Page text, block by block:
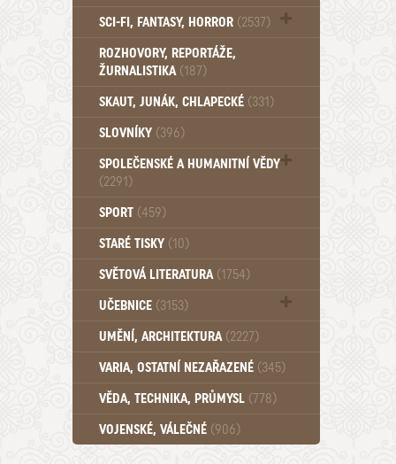
SCI-FI, FANTASY, HORROR (2537)
UFO (14)
ROZHOVORY, REPORTÁŽE,
ŽURNALISTIKA (187)
SKAUT, JUNÁK, CHLAPECKÉ (331)
SLOVNÍKY (396)
SPOLEČENSKÉ A HUMANITNÍ VĚDY
(2291)
Pedagogika (191)
Psychologie a osobní rozvoj (760)
SPORT (459)
STARÉ TISKY (10)
SVĚTOVÁ LITERATURA (1754)
UČEBNICE (3153)
Učebnice - Jazykové (1297)
Učebnice - VŠ (259)
Učebnice - ZŠ (556)
Učebnice - Ostatní (499)
UMĚNÍ, ARCHITEKTURA (2227)
VARIA, OSTATNÍ NEZAŘAZENÉ (345)
VĚDA, TECHNIKA, PRŮMYSL (778)
VOJENSKÉ, VÁLEČNÉ (906)